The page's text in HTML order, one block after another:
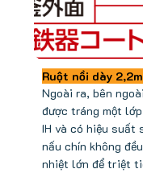
Ruột nồi dày
Ngoài ra, bên
được tráng một
IH và có hiệu suất
nấu chín không
nhiệt lớn để triệt